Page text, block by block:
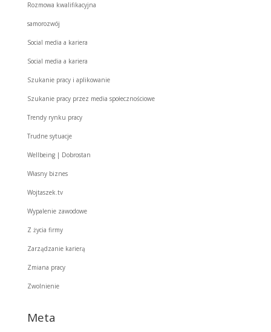
Rozmowa kwalifikacyjna
samorozwój
Social media a kariera
Social media a kariera
Szukanie pracy i aplikowanie
Szukanie pracy przez media społecznościowe
Trendy rynku pracy
Trudne sytuacje
Wellbeing | Dobrostan
Własny biznes
Wojtaszek.tv
Wypalenie zawodowe
Z życia firmy
Zarządzanie karierą
Zmiana pracy
Zwolnienie
Meta